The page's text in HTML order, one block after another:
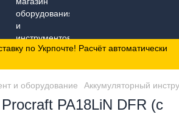
по Укрпочте! Расчёт автоматически
и оборудование Аккумуляторный
PA18LiN DFR (с